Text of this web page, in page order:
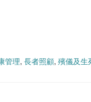
管理 長者照顧 殯儀及生